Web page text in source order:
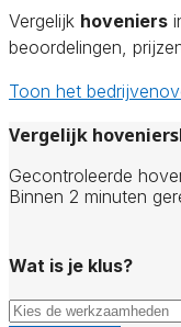
Vergelijk hoveniers
beoordelingen,
Toon het
Vergelijk
Gecontroleerde
Binnen 2 minuten
Wat is je klus?